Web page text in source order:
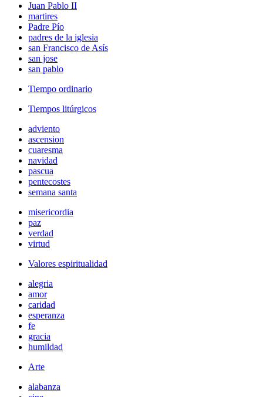
Juan Pablo II
martires
Padre Pío
padres de la iglesia
san Francisco de Asís
san jose
san pablo
Tiempo ordinario
Tiempos litúrgicos
adviento
ascension
cuaresma
navidad
pascua
pentecostes
semana santa
misericordia
paz
verdad
virtud
Valores espiritualidad
alegria
amor
caridad
esperanza
fe
gracia
humildad
Arte
alabanza